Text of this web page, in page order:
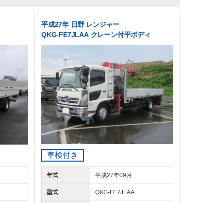
平成27年 日野 レンジャー
QKG-FE7JLAA クレーン付平ボディ
車検付き
年式 平成27年09月
型式 QKG-FE7JLAA